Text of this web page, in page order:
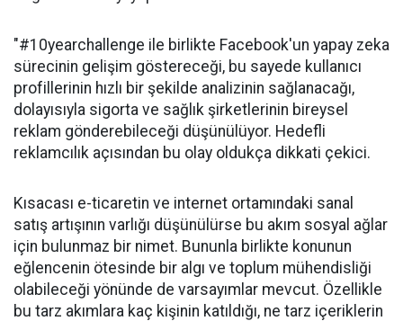
"#10yearchallenge ile birlikte Facebook'un yapay zeka
sürecinin gelişim göstereceği, bu sayede kullanıcı
profillerinin hızlı bir şekilde analizinin sağlanacağı,
dolayısıyla sigorta ve sağlık şirketlerinin bireysel
reklam gönderebileceği düşünülüyor. Hedefli
reklamcılık açısından bu olay oldukça dikkati çekici.
Kısacası e-ticaretin ve internet ortamındaki sanal
satış artışının varlığı düşünülürse bu akım sosyal ağlar
için bulunmaz bir nimet. Bununla birlikte konunun
eğlencenin ötesinde bir algı ve toplum mühendisliği
olabileceği yönünde de varsayımlar mevcut. Özellikle
bu tarz akımlara kaç kişinin katıldığı, ne tarz içeriklerin